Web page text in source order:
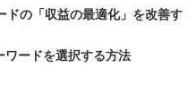
の「収益の最適化」を改善す
ワードを選択する方法